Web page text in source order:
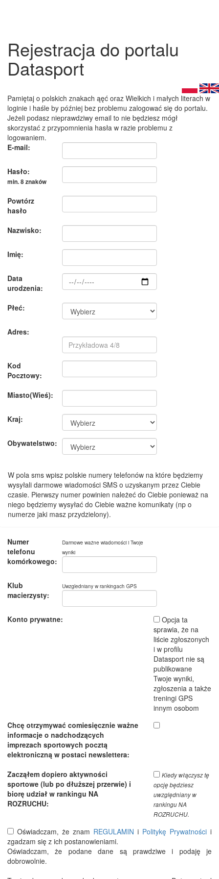
Rejestracja do portalu
Datasport
Pamiętaj o polskich znakach ąęć oraz Wielkich i małych literach w
loginie i haśle by później bez problemu zalogować się do portalu.
Jeżeli podasz nieprawdziwy email to nie będziesz mógł
skorzystać z przypomnienia hasła w razie problemu z
logowaniem.
E-mail:
Hasło:
min. 8 znaków
Powtórz
hasło
Nazwisko:
Imię:
Data
urodzenia:
Płeć:
Adres:
Kod
Pocztowy:
Miasto(Wieś):
Kraj:
Obywatelstwo:
W pola sms wpisz polskie numery telefonów na które będziemy
wysyłali darmowe wiadomości SMS o uzyskanym przez Ciebie
czasie. Pierwszy numer powinien należeć do Ciebie ponieważ na
niego będziemy wysyłać do Ciebie ważne komunikaty (np o
numerze jaki masz przydzielony).
Numer
telefonu
komórkowego:
Darmowe ważne wiadomości i Twoje
wyniki
Klub
macierzysty:
Uwzgledniany w rankingach GPS
Konto prywatne:
Opcja ta
sprawia, że na
liście zgłoszonych
i w profilu
Datasport nie są
publikowane
Twoje wyniki,
zgłoszenia a także
treningi GPS
innym osobom
Chcę otrzymywać comiesięcznie ważne
informacje o nadchodzących
imprezach sportowych pocztą
elektroniczną w postaci newslettera:
Zacząłem dopiero aktywności
sportowe (lub po dłuższej przerwie) i
biorę udział w rankingu NA
ROZRUCHU:
Kiedy włączysz tę
opcję będziesz
uwzględniany w
rankingu NA
ROZRUCHU.
Oświadczam, że znam REGULAMIN i Politykę Prywatności i
zgadzam się z ich postanowieniami.
Oświadczam, że podane dane są prawdziwe i podaję je
dobrowolnie.